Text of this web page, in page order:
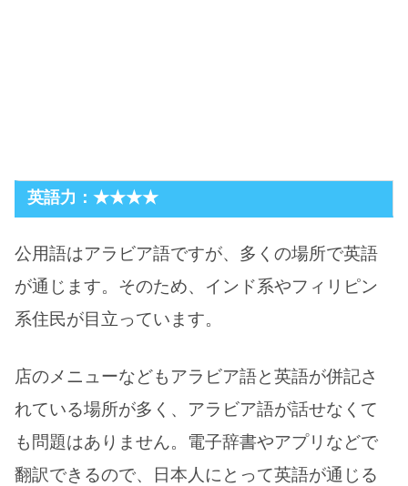
英語力：★★★★
公用語はアラビア語ですが、多くの場所で英語
が通じます。そのため、インド系やフィリピン
系住民が目立っています。
店のメニューなどもアラビア語と英語が併記さ
れている場所が多く、アラビア語が話せなくて
も問題はありません。電子辞書やアプリなどで
翻訳できるので、日本人にとって英語が通じる